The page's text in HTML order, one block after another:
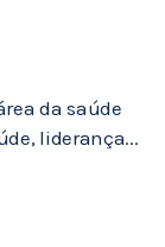
da saúde
liderança...